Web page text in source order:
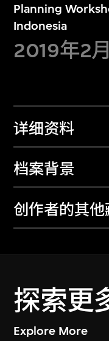
Planning
Indonesia
2019年2
详细资料
档案背景
创作者的其他
探索更
Explore More